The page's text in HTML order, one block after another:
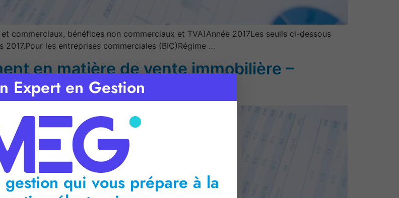
commerciaux, bénéfices non commerciaux et TVA)Année 2017Les seuils ci-dessous
les entreprises commerciales (BIC)Régime …
en matière de vente immobilière –
Expert en Gestion
qui vous prépare à la